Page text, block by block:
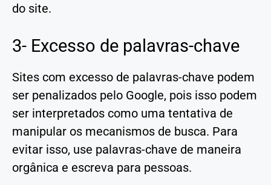
do site.
3- Excesso de palavras-chave
Sites com excesso de palavras-chave podem
ser penalizados pelo Google, pois isso podem
ser interpretados como uma tentativa de
manipular os mecanismos de busca. Para
evitar isso, use palavras-chave de maneira
orgânica e escreva para pessoas.